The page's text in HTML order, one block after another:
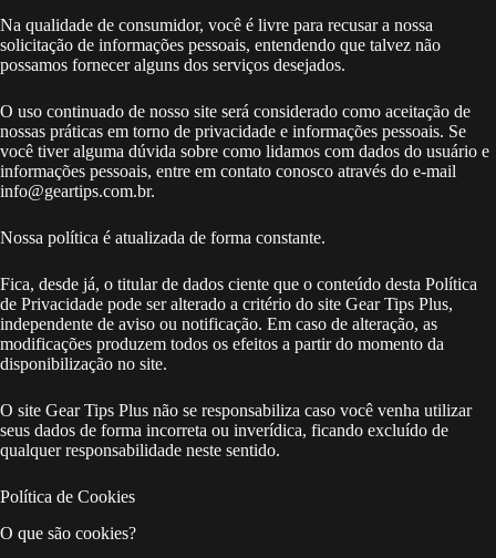
Na qualidade de consumidor, você é livre para recusar a nossa
solicitação de informações pessoais, entendendo que talvez não
possamos fornecer alguns dos serviços desejados.
O uso continuado de nosso site será considerado como aceitação de
nossas práticas em torno de privacidade e informações pessoais. Se
você tiver alguma dúvida sobre como lidamos com dados do usuário e
informações pessoais, entre em contato conosco através do e-mail
info@geartips.com.br.
Nossa política é atualizada de forma constante.
Fica, desde já, o titular de dados ciente que o conteúdo desta Política
de Privacidade pode ser alterado a critério do site Gear Tips Plus,
independente de aviso ou notificação. Em caso de alteração, as
modificações produzem todos os efeitos a partir do momento da
disponibilização no site.
O site Gear Tips Plus não se responsabiliza caso você venha utilizar
seus dados de forma incorreta ou inverídica, ficando excluído de
qualquer responsabilidade neste sentido.
Política de Cookies
O que são cookies?